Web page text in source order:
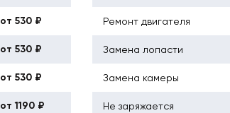
от 530 ₽
от 530 ₽
от 530 ₽
от 1190 ₽
Ремонт двигателя
Замена лопасти
Замена камеры
Не заряжается